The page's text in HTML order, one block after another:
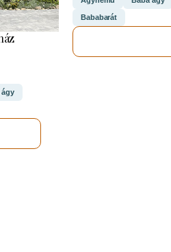
ágy
Bababarát